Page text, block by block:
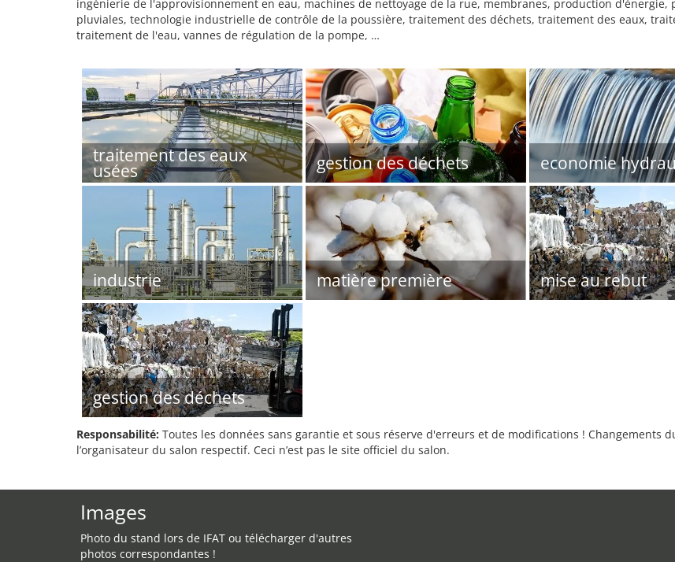
ingénierie de l'approvisionnement en eau, machines de nettoyage de la rue, membranes, production
pluviales, technologie industrielle de contrôle de la poussière, traitement des déchets, traitement des eaux,
traitement de l'eau, vannes de régulation de la pompe, …
traitement des eaux
usées gestion des déchets economie
industrie matière première mise au rebut
gestion des déchets
Responsabilité: Toutes les données sans garantie et sous réserve d'erreurs et de modifications ! Changements
l’organisateur du salon respectif. Ceci n’est pas le site officiel du salon.
Images
Photo du stand lors de IFAT ou télécharger d'autres
photos correspondantes !